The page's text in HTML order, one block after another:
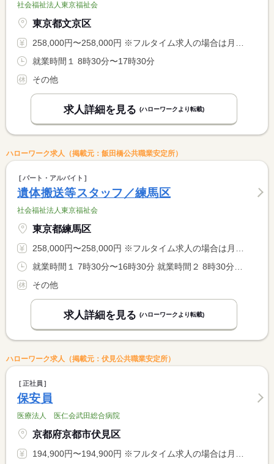
社会福祉法人東京福祉会
東京都文京区
258,000円〜258,000円 ※フルタイム求人の場合は月額（換算額）、パート求人の場合は時間額を表示しています。
就業時間１ 8時30分〜17時30分
その他
求人詳細を見る (ハローワークより転載)
ハローワーク求人（掲載元：飯田橋公共職業安定所）
パート・アルバイト
遺体搬送等スタッフ／練馬区
社会福祉法人東京福祉会
東京都練馬区
258,000円〜258,000円 ※フルタイム求人の場合は月額（換算額）、パート求人の場合は時間額を表示しています。
その他
求人詳細を見る (ハローワークより転載)
ハローワーク求人（掲載元：伏見公共職業安定所）
正社員
保安員
医療法人 医仁会武田総合病院
京都府京都市伏見区
194,900円〜194,900円 ※フルタイム求人の場合は月額（換算額）、パート求人の場合は時間額を表示しています。